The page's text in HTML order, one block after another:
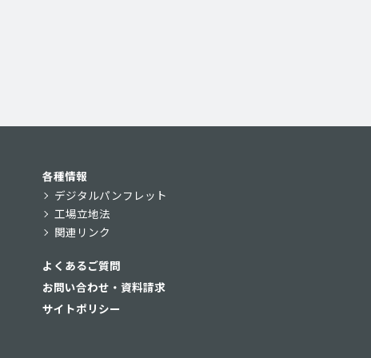
各種情報
デジタルパンフレット
工場立地法
関連リンク
よくあるご質問
お問い合わせ・資料請求
サイトポリシー